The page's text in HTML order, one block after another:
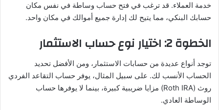
خدمة العملاء. قد ترغب في فتح حساب وساطة في نفس مكان
حسابك البنكي، مما يتيح لك إدارة جميع أموالك في مكان واحد.
الخطوة 2: اختيار نوع حساب الاستثمار
توجد أنواع عديدة من حسابات الاستثمار، ومن الأفضل تحديد
الحساب الأنسب لك. على سبيل المثال، يوفر حساب التقاعد الفردي
روث (Roth IRA) مزايا ضريبية كبيرة، بينما لا يوفرها حساب
الوساطة العادي.